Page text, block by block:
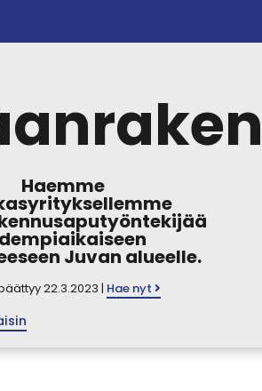
Haemme
Juvan alueelle.
22.3.2023 | Hae nyt